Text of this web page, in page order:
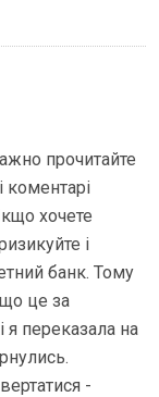
прочитайте
коментарі
хочете
і
банк. Тому
це за
я переказала на
-